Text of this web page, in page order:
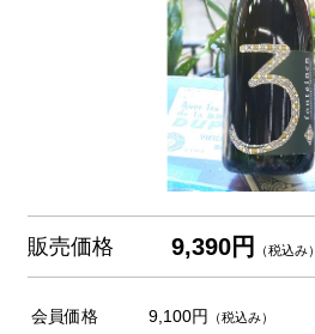
販売価格 9,390円 （税込み）
会員価格 9,100円 （税込み）